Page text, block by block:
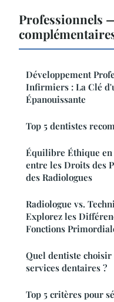
Professionnels
Développement
Infirmiers : La Clé
Épanouissante
Top 5 dentistes
Équilibre Éthique
entre les Droits des
des Radiologues
Radiologue vs.
Explorez les
Fonctions
Quel dentiste
services dentaires ?
Top 5 critères pour